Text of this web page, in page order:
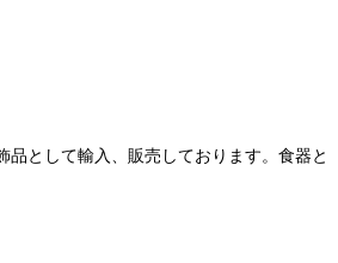
として輸入、販売しております。食器と